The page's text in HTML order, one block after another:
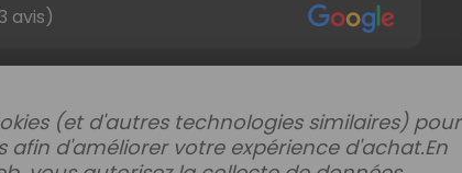
avis)
(et d'autres technologies similaires) pour
afin d'améliorer votre expérience d'achat.En